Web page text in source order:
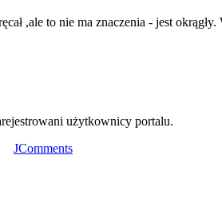
,ale to nie ma znaczenia - jest
użytkownicy portalu.
JComments